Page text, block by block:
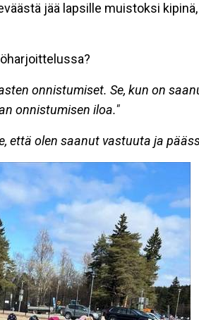
jää lapsille muistoksi
onnistumiset. Se, kun on
onnistumisen iloa."
että olen saanut vastuuta ja